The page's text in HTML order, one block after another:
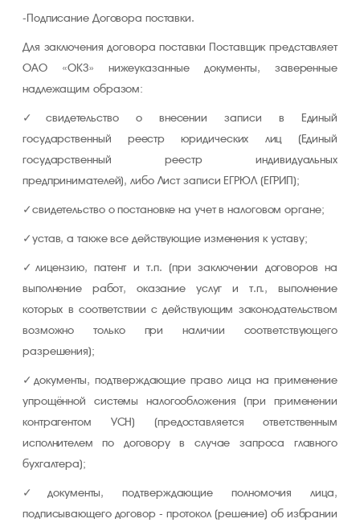
-Подписание Договора поставки.
Для заключения договора поставки Поставщик представляет
ОАО «ОКЗ» нижеуказанные документы, заверенные
надлежащим образом:
свидетельство о внесении записи в Единый
государственный реестр юридических лиц (Единый
государственный реестр индивидуальных
предпринимателей), либо Лист записи ЕГРЮЛ (ЕГРИП);
свидетельство о постановке на учет в налоговом органе;
устав, а также все действующие изменения к уставу;
лицензию, патент и т.п. (при заключении договоров на
выполнение работ, оказание услуг и т.п., выполнение
которых в соответствии с действующим законодательством
возможно только при наличии соответствующего
разрешения);
документы, подтверждающие право лица на применение
упрощённой системы налогообложения (при применении
контрагентом УСН) (предоставляется ответственным
исполнителем по договору в случае запроса главного
бухгалтера);
документы, подтверждающие полномочия лица,
подписывающего договор - протокол (решение) об избрании